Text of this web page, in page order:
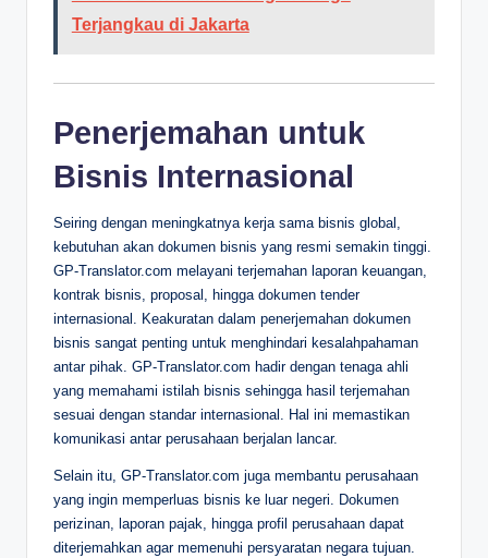
Terjangkau di Jakarta
Penerjemahan untuk
Bisnis Internasional
Seiring dengan meningkatnya kerja sama bisnis global,
kebutuhan akan dokumen bisnis yang resmi semakin tinggi.
GP-Translator.com melayani terjemahan laporan keuangan,
kontrak bisnis, proposal, hingga dokumen tender
internasional. Keakuratan dalam penerjemahan dokumen
bisnis sangat penting untuk menghindari kesalahpahaman
antar pihak. GP-Translator.com hadir dengan tenaga ahli
yang memahami istilah bisnis sehingga hasil terjemahan
sesuai dengan standar internasional. Hal ini memastikan
komunikasi antar perusahaan berjalan lancar.
Selain itu, GP-Translator.com juga membantu perusahaan
yang ingin memperluas bisnis ke luar negeri. Dokumen
perizinan, laporan pajak, hingga profil perusahaan dapat
diterjemahkan agar memenuhi persyaratan negara tujuan.